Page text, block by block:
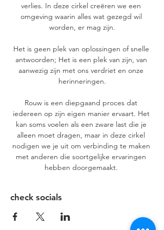
verlies. In deze cirkel creëren we een
omgeving waarin alles wat gezegd wil
worden, er mag zijn.
Het is geen plek van oplossingen of snelle
antwoorden; Het is een plek van zijn, van
aanwezig zijn met ons verdriet en onze
herinneringen.
Rouw is een diepgaand proces dat
iedereen op zijn eigen manier ervaart. Het
kan soms voelen als een zware last die je
alleen moet dragen, maar in deze cirkel
nodigen we je uit om verbinding te maken
met anderen die soortgelijke ervaringen
hebben doorgemaakt.
check socials